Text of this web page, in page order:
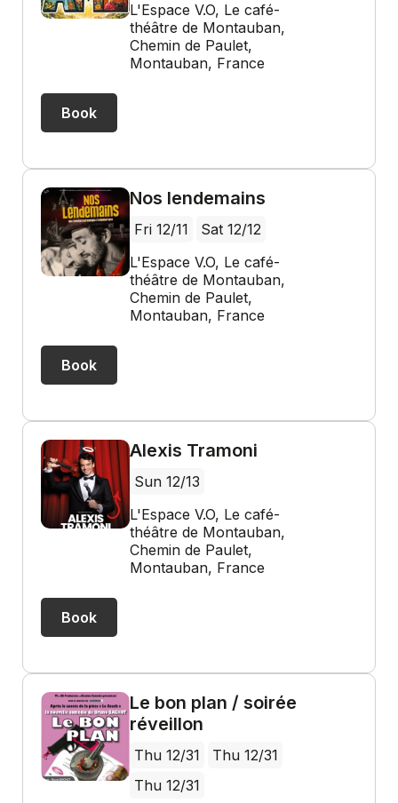
L'Espace V.O, Le café-
théâtre de Montauban,
Chemin de Paulet,
Montauban, France
Book
Nos lendemains
Fri 12/11
Sat 12/12
L'Espace V.O, Le café-
théâtre de Montauban,
Chemin de Paulet,
Montauban, France
Book
Alexis Tramoni
Sun 12/13
L'Espace V.O, Le café-
théâtre de Montauban,
Chemin de Paulet,
Montauban, France
Book
Le bon plan / soirée
réveillon
Thu 12/31
Thu 12/31
Thu 12/31